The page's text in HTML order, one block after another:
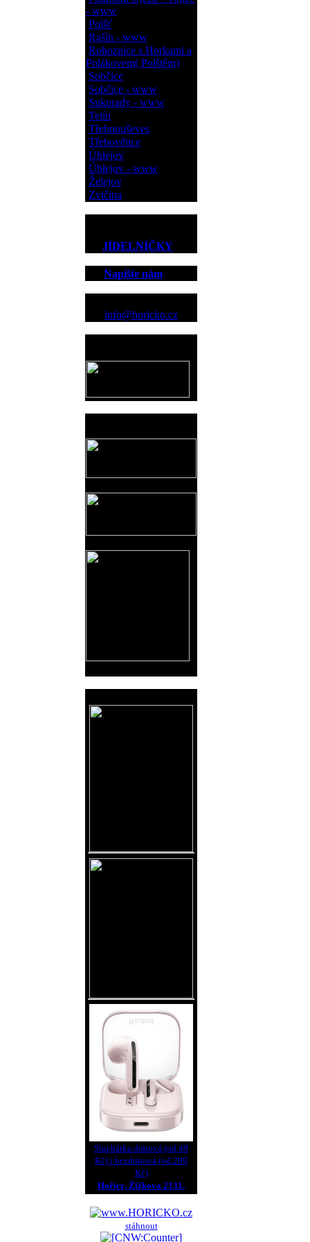
- www
Polšť
Rašín - www
Rohoznice s Horkami a
Polákovem( Polštěm)
Sobčice
Sobčice - www
Sukorady - www
Tetín
Třebnouševes
Třebovětice
Úhlejov
Úhlejov - www
Želejov
Zvičina
JÍDELNÍČKY
Napište nám
info@horicko.cz
Sluchátka drátová (od 49
Kč) i bezdrátová (od 299
Kč)
Hořice, Žižkova 2131.
stáhnout